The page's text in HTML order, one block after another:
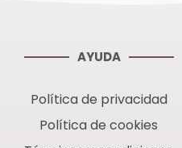
AYUDA
Política de privacidad
Política de cookies